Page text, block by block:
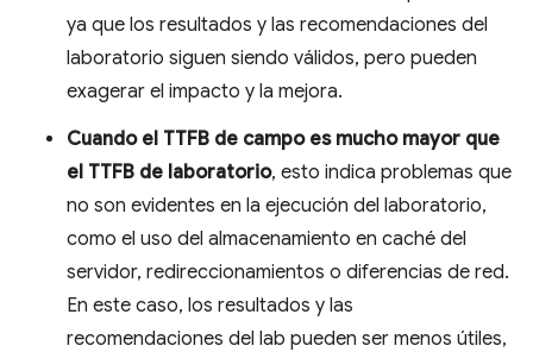
ya que los resultados y las recomendaciones del
laboratorio siguen siendo válidos, pero pueden
exagerar el impacto y la mejora.
Cuando el TTFB de campo es mucho mayor que
el TTFB de laboratorio, esto indica problemas que
no son evidentes en la ejecución del laboratorio,
como el uso del almacenamiento en caché del
servidor, redireccionamientos o diferencias de red.
En este caso, los resultados y las
recomendaciones del lab pueden ser menos útiles,